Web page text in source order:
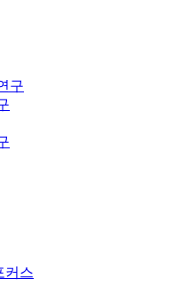
구
커스